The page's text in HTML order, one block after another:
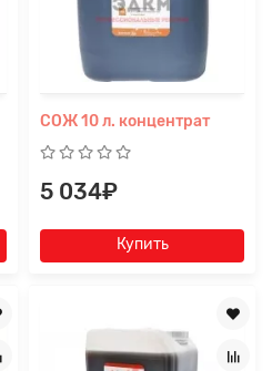
СОЖ 10 л. концентрат
5 034₽
Купить